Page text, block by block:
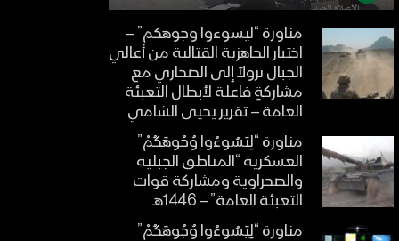
مناورة “ليسوءوا وجوهكم” –
اختبار الجاهزية القتالية من أعالي
الجبال نزولاً إلى الصحاري مع
مشاركةٍ فاعلة لأبطال التعبئة
العامة – تقرير يحيى الشامي
مناورة “لِيَسُوءُوا وُجُوهَكُمْ”
العسكرية “المناطق الجبلية
والصحراوية ومشاركة قوات
التعبئة العامة” – 1446هـ
مناورة “لِيَسُوءُوا وُجُوهَكُمْ”